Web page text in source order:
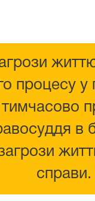
процесу у
в
справи.